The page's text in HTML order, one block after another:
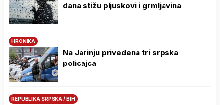
dana stižu pljuskovi i grmljavina
HRONIKA
Na Јarinju privedena tri srpska
policajca
REPUBLIKA SRPSKA / BIH